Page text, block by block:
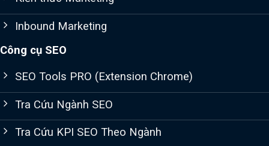
Inbound Marketing
Công cụ SEO
SEO Tools PRO (Extension Chrome)
Tra Cứu Ngành SEO
Tra Cứu KPI SEO Theo Ngành